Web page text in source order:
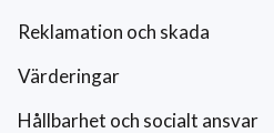
Reklamation och skada
Värderingar
Hållbarhet och socialt ansvar